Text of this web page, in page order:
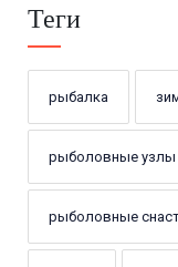
Теги
рыбалка
рыболовные узлы
рыболовные